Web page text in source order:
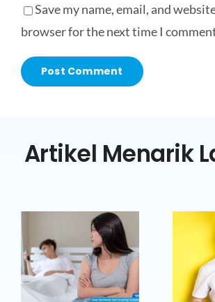
Save my name, email, and
browser for the next time I
Artikel Menarik